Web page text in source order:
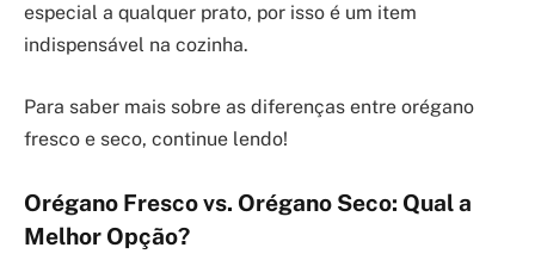
especial a qualquer prato, por isso é um item
indispensável na cozinha.
Para saber mais sobre as diferenças entre orégano
fresco e seco, continue lendo!
Orégano Fresco vs. Orégano Seco: Qual a
Melhor Opção?